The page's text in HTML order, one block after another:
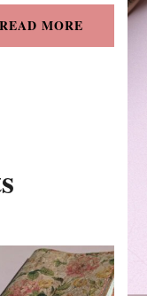
READ MORE